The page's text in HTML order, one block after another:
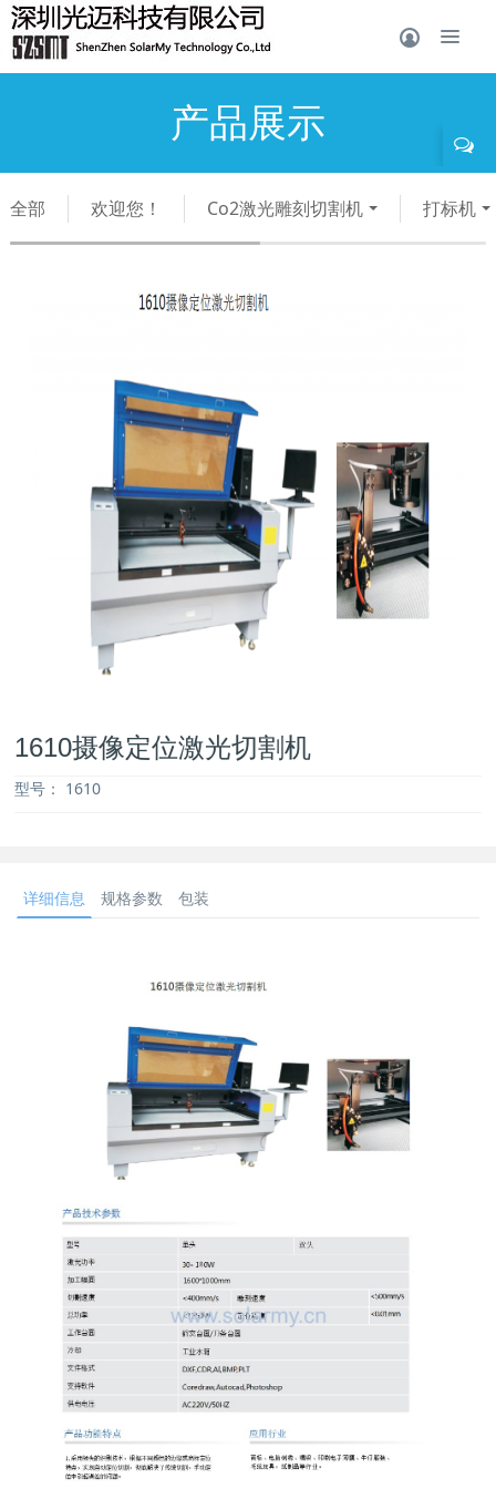
产品展示
全部 欢迎您！ Co2激光雕刻切割机 打标机
1610摄像定位激光切割机
型号： 1610
详细信息 规格参数 包装